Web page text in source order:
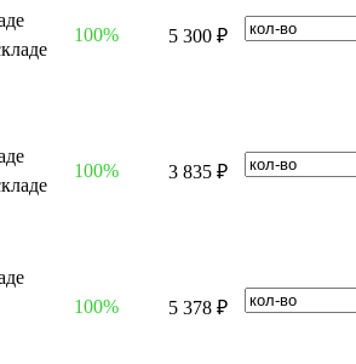
100% 5 300 ₽
100% 3 835 ₽
100% 5 378 ₽